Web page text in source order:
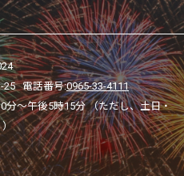
25 電話番号:0965-33-4111
分～午後5時15分 （ただし、土日・
）